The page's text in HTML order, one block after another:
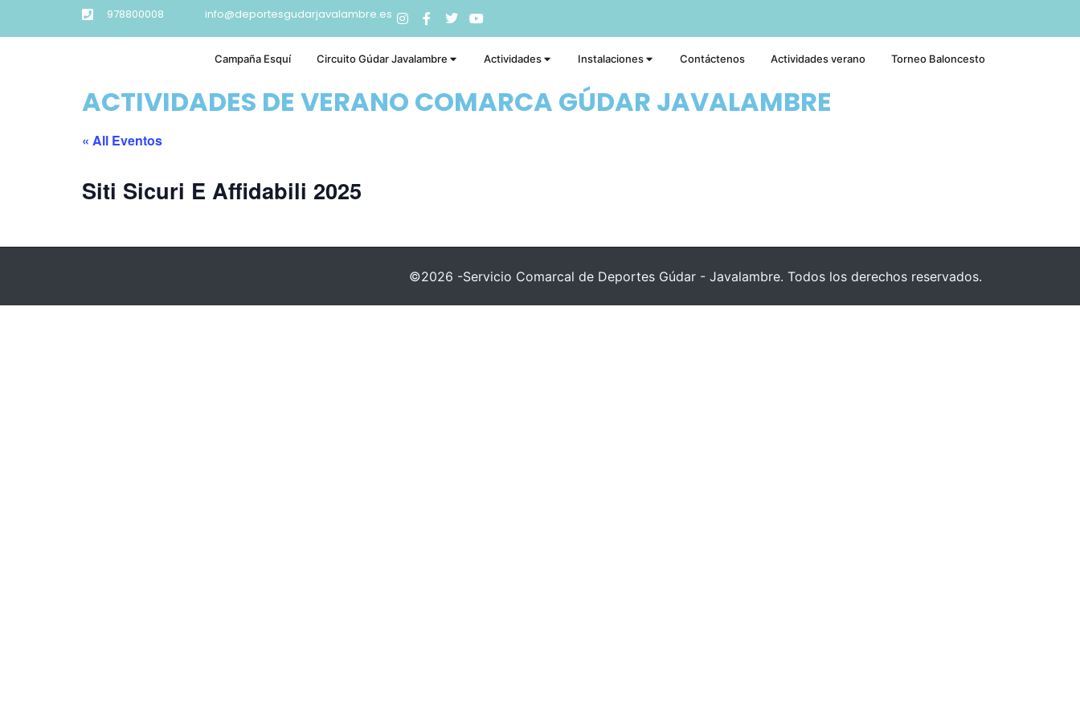
978800008 info@deportesgudarjavalambre.es
Campaña Esquí Circuito Gúdar Javalambre Actividades Instalaciones Contáctenos Actividades verano Torneo Baloncesto
ACTIVIDADES DE VERANO COMARCA GÚDAR JAVALAMBRE
« All Eventos
Siti Sicuri E Affidabili 2025
©2026 -Servicio Comarcal de Deportes Gúdar - Javalambre. Todos los derechos reservados.